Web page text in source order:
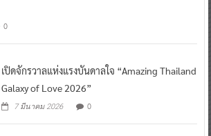
0
เปิดจักรวาลแห่งแรงบันดาลใจ “Amazing Thailand
Galaxy of Love 2026”
7 มีนาคม 2026 0